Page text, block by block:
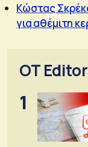
Κώστας
για αθέμιτη
OT
1